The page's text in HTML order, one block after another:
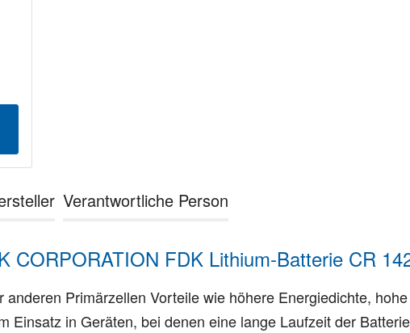
Verantwortliche Person
CORPORATION FDK Lithium-Batterie CR
Primärzellen Vorteile wie höhere Energiedichte,
Einsatz in Geräten, bei denen eine lange Laufzeit der